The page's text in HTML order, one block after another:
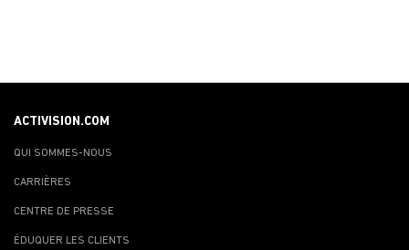
ACTIVISION.COM
QUI SOMMES-NOUS
CARRIÈRES
CENTRE DE PRESSE
ÉDUQUER LES CLIENTS